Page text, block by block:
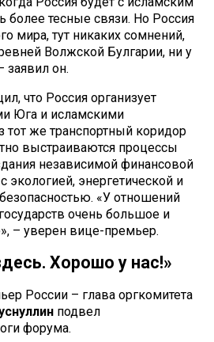
более тесные связи. Но Россия
мира, тут никаких сомнений,
Волжской Булгарии, ни у
заявил он.
что Россия организует
Юга и исламскими
тот же транспортный коридор
выстраиваются процессы
независимой финансовой
экологией, энергетической и
«У отношений
очень большое и
– уверен вице-премьер.
Хорошо у нас!»
России – глава оргкомитета
подвел
форума.